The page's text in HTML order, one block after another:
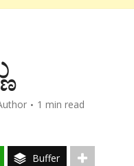
1 min read
Buffer